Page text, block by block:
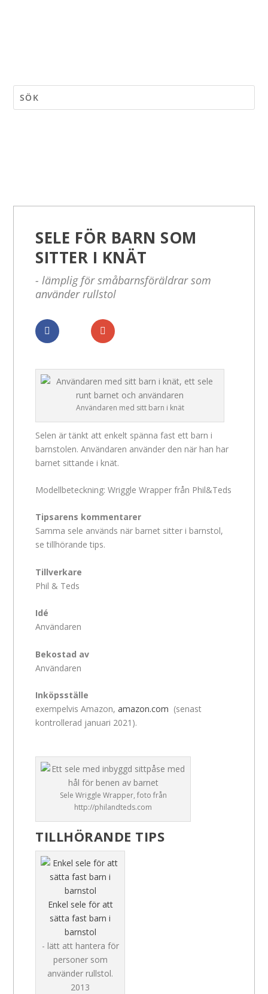
SELE FÖR BARN SOM
SITTER I KNÄT
- lämplig för småbarnsföräldrar som
använder rullstol
Användaren med sitt barn i knät
Selen är tänkt att enkelt spänna fast ett barn i
barnstolen. Användaren använder den när han har
barnet sittande i knät.
Modellbeteckning: Wriggle Wrapper från Phil&Teds
Tipsarens kommentarer
Samma sele används när barnet sitter i barnstol,
se tillhörande tips.
Tillverkare
Phil & Teds
Idé
Användaren
Bekostad av
Användaren
Inköpsställe
exempelvis Amazon,amazon.com (senast
kontrollerad januari 2021).
Sele Wriggle Wrapper, foto från
http://philandteds.com
TILLHÖRANDE TIPS
Enkel sele för att
sätta fast barn i
barnstol
- lätt att hantera för
personer som
använder rullstol.
2013